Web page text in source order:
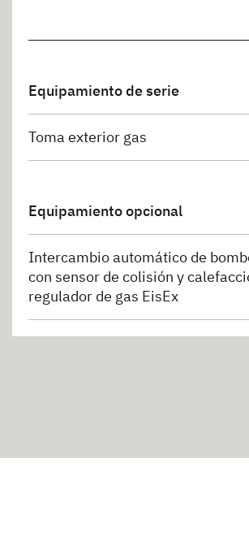
Equipamiento de serie
Toma exterior gas
Equipamiento opcional
Intercambio automático de
con sensor de colisión y
regulador de gas EisEx